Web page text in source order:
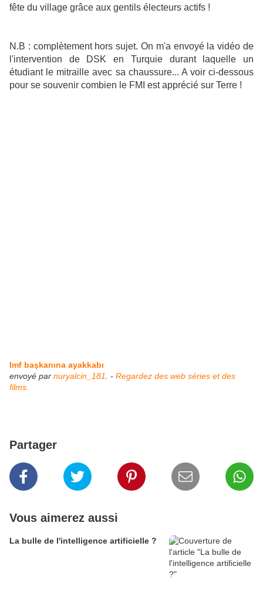
fête du village grâce aux gentils électeurs actifs !
N.B : complètement hors sujet. On m'a envoyé la vidéo de
l'intervention de DSK en Turquie durant laquelle un
étudiant le mitraille avec sa chaussure... A voir ci-dessous
pour se souvenir combien le FMI est apprécié sur Terre !
Imf başkanına ayakkabı
envoyé par nuryalcin_181 . - Regardez des web séries et des
films.
Partager
Vous aimerez aussi
La bulle de l'intelligence artificielle ?